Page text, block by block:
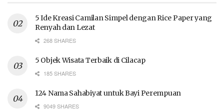
5 Ide Kreasi Camilan Simpel dengan Rice Paper yang
Renyah dan Lezat
268 SHARES
5 Objek Wisata Terbaik di Cilacap
185 SHARES
124 Nama Sahabiyat untuk Bayi Perempuan
9049 SHARES